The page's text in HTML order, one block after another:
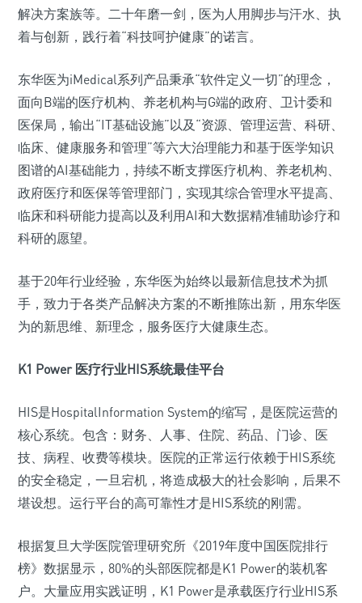
解决方案族等。二十年磨一剑，医为人用脚步与汗水、执
着与创新，践行着“科技呵护健康”的诺言。
东华医为iMedical系列产品秉承“软件定义一切”的理念，
面向B端的医疗机构、养老机构与G端的政府、卫计委和
医保局，输出“IT基础设施”以及“资源、管理运营、科研、
临床、健康服务和管理”等六大治理能力和基于医学知识
图谱的AI基础能力，持续不断支撑医疗机构、养老机构、
政府医疗和医保等管理部门，实现其综合管理水平提高、
临床和科研能力提高以及利用AI和大数据精准辅助诊疗和
科研的愿望。
基于20年行业经验，东华医为始终以最新信息技术为抓
手，致力于各类产品解决方案的不断推陈出新，用东华医
为的新思维、新理念，服务医疗大健康生态。
K1 Power 医疗行业HIS系统最佳平台
HIS是HospitalInformation System的缩写，是医院运营的
核心系统。包含：财务、人事、住院、药品、门诊、医
技、病程、收费等模块。医院的正常运行依赖于HIS系统
的安全稳定，一旦宕机，将造成极大的社会影响，后果不
堪设想。运行平台的高可靠性才是HIS系统的刚需。
根据复旦大学医院管理研究所《2019年度中国医院排行
榜》数据显示，80%的头部医院都是K1 Power的装机客
户。大量应用实践证明，K1 Power是承载医疗行业HIS系